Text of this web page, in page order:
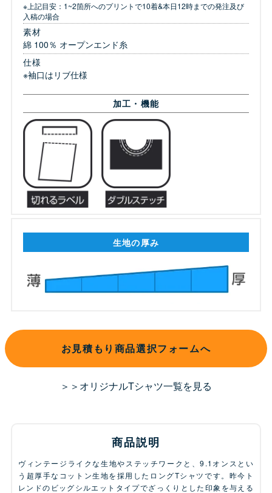
※上記目安：1~2箇所へのプリントで10着&本日12時までの発注及び
入稿の場合
素材
綿 100％ オープンエンド糸
仕様
※袖口はリブ仕様
加工・機能
生地の厚み
お見積もり商品選択フォームへ
＞＞オリジナルTシャツ一覧を見る
商品説明
ヴィンテージライクな生地やステッチワークと、9.1オンスとい
う超厚手なコットン生地を採用したロングTシャツです。昨今ト
レンドのビッグシルエットタイプでざっくりとした印象を与える